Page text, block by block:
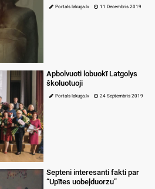
Portals lakuga.lv 11 Decembris 2019
Apbolvuoti lobuokī Latgolys
školuotuoji
Portals lakuga.lv 24 Septembris 2019
Septeni interesanti fakti par
“Upītes uobeļduorzu”